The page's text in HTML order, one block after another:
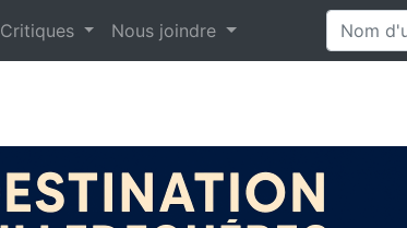
Critiques Nous joindre